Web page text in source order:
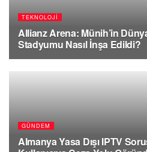
TEKNOLOJI
Allianz Arena: Münih’in
Stadyumu Nasıl İnşa Edildi?
GÜNDEM
Almanya Yasa Dışı IPTV